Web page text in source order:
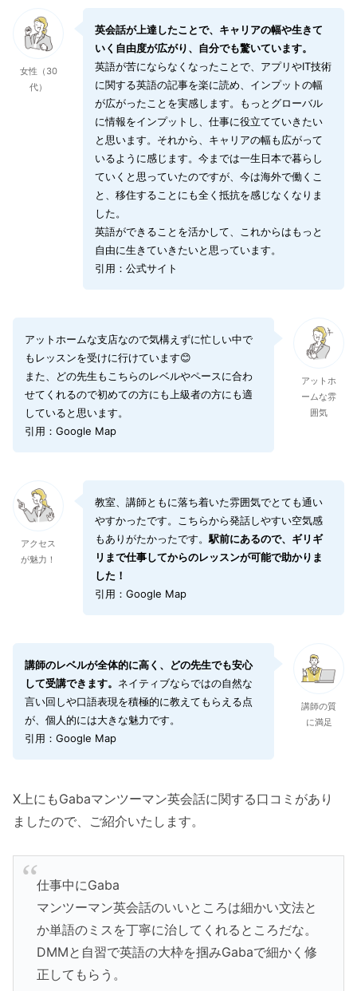
女性（30
代）
英会話が上達したことで、キャリアの幅や生きて
いく自由度が広がり、自分でも驚いています。
英語が苦にならなくなったことで、アプリやIT技術
に関する英語の記事を楽に読め、インプットの幅
が広がったことを実感します。もっとグローバル
に情報をインプットし、仕事に役立てていきたい
と思います。それから、キャリアの幅も広がって
いるように感じます。今までは一生日本で暮らし
ていくと思っていたのですが、今は海外で働くこ
と、移住することにも全く抵抗を感じなくなりま
した。
英語ができることを活かして、これからはもっと
自由に生きていきたいと思っています。
引用：公式サイト
アットホ
ームな雰
囲気
アットホームな支店なので気構えずに忙しい中で
もレッスンを受けに行けています😊
また、どの先生もこちらのレベルやペースに合わ
せてくれるので初めての方にも上級者の方にも適
していると思います。
引用：Google Map
アクセス
が魅力！
教室、講師ともに落ち着いた雰囲気でとても通い
やすかったです。こちらから発話しやすい空気感
もありがたかったです。駅前にあるので、ギリギ
リまで仕事してからのレッスンが可能で助かりま
した！
引用：Google Map
講師の質
に満足
講師のレベルが全体的に高く、どの先生でも安心
して受講できます。 ネイティブならではの自然な
言い回しや口語表現を積極的に教えてもらえる点
が、個人的には大きな魅力です。
引用：Google Map
X上にもGabaマンツーマン英会話に関する口コミがあり
ましたので、ご紹介いたします。
仕事中にGaba
マンツーマン英会話のいいところは細かい文法と
か単語のミスを丁寧に治してくれるところだな。
DMMと自習で英語の大枠を掴みGabaで細かく修
正してもらう。